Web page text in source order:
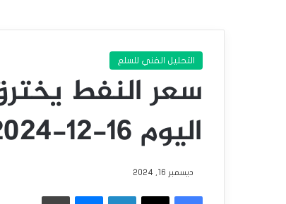
التحليل الفني للسلع
سعر النفط
اليوم 16-12-2024
ديسمبر 16, 2024
فيسبوك
‫X لينكدإن ماسنجر طباعة